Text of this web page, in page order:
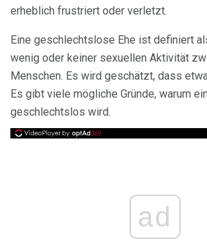
erheblich frustriert oder verletzt.
Eine geschlechtslose Ehe ist definiert
wenig oder keiner sexuellen Aktivität
Menschen. Es wird geschätzt, dass
Es gibt viele mögliche Gründe, warum
geschlechtslos wird.
ad